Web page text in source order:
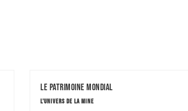
Le patrimoine mondial
L'UNIVERS DE LA MINE